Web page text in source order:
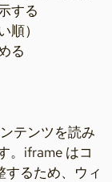
する
順）
る
テンツを読み
。iframe はコ
するため、ウィ